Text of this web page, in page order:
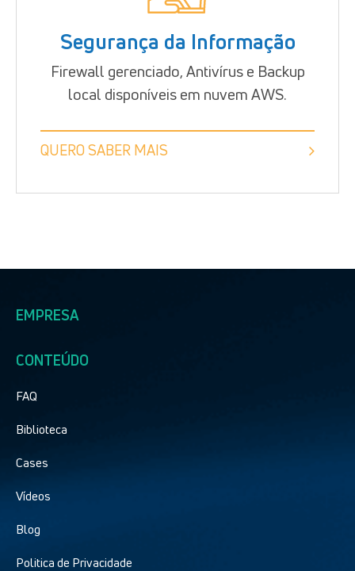
Segurança da Informação
Firewall gerenciado, Antivírus e Backup
local disponíveis em nuvem AWS.
QUERO SABER MAIS
EMPRESA
CONTEÚDO
FAQ
Biblioteca
Cases
Vídeos
Blog
Politica de Privacidade